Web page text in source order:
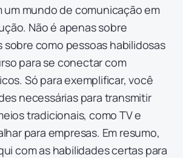
mundo de comunicação em
Não é apenas sobre
sobre como pessoas habilidosas
para se conectar com
Só para exemplificar, você
necessárias para transmitir
tradicionais, como TV e
para empresas. Em resumo,
com as habilidades certas para